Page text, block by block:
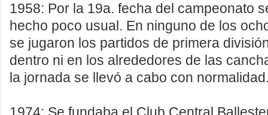
1958: Por la 19a. fecha del campeonato
hecho poco usual. En ninguno de los
se jugaron los partidos de primera
dentro ni en los alrededores de las
la jornada se llevó a cabo con